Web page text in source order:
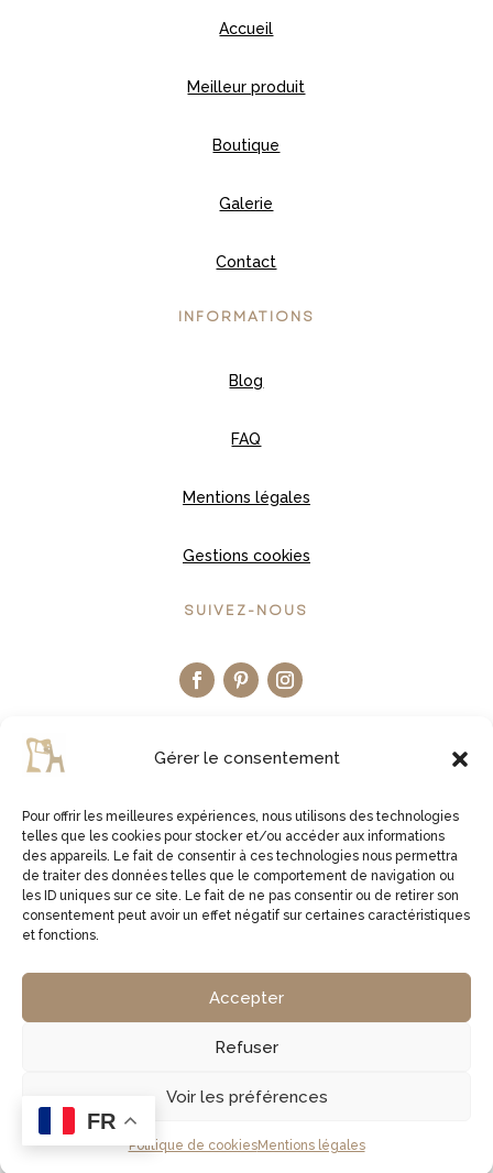
Gérer le consentement
Pour offrir les meilleures expériences, nous utilisons des technologies
telles que les cookies pour stocker et/ou accéder aux informations
des appareils. Le fait de consentir à ces technologies nous permettra
de traiter des données telles que le comportement de navigation ou
les ID uniques sur ce site. Le fait de ne pas consentir ou de retirer son
consentement peut avoir un effet négatif sur certaines caractéristiques
et fonctions.
Accepter
Refuser
Voir les préférences
Politique de cookiesMentions légales
Accueil
Meilleur produit
Boutique
Galerie
Contact
INFORMATIONS
Blog
FAQ
Mentions légales
Gestions cookies
SUIVEZ-NOUS
LA BOUTIQUE ETSY
JE VISITE LA BOUTIQUE
829761378 00027 | APE 1629Z
FR